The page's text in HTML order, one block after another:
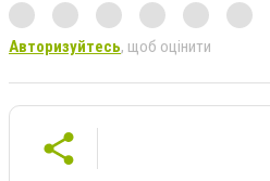
Авторизуйтесь, щоб оцінити